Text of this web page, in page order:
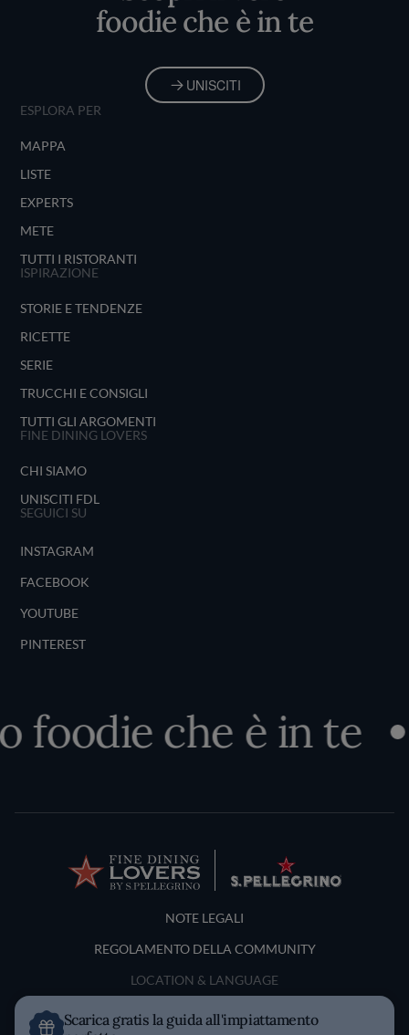
foodie che è in te
UNISCITI
ESPLORA PER
MAPPA
LISTE
EXPERTS
METE
TUTTI I RISTORANTI
ISPIRAZIONE
STORIE E TENDENZE
RICETTE
SERIE
TRUCCHI E CONSIGLI
TUTTI GLI ARGOMENTI
FINE DINING LOVERS
CHI SIAMO
UNISCITI FDL
SEGUICI SU
INSTAGRAM
FACEBOOK
YOUTUBE
PINTEREST
che è in te
Terms and Conditions
NOTE LEGALI
REGOLAMENTO DELLA COMMUNITY
LOCATION & LANGUAGE
Italia
Scarica gratis la guida all'impiattamento